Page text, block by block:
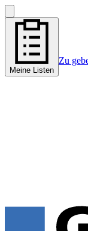
Meine Listen
Zu